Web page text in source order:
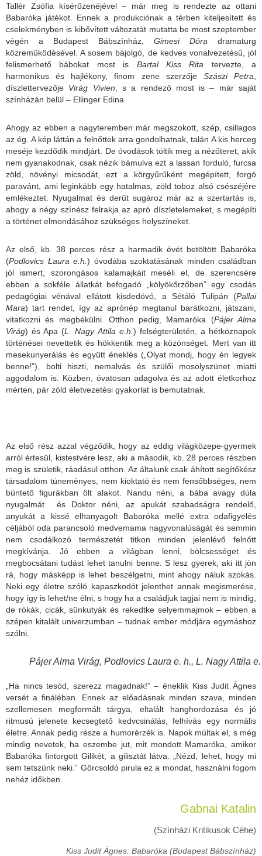
Tallér Zsófia kísérőzenéjével – már meg is rendezte az ottani
Babaróka játékot. Ennek a produkciónak a térben kiteljesített és
cselekményben is kibővített változatát mutatta be most szeptember
végén a Budapest Bábszínház, Gimesi Dóra dramaturg
közreműködésével. A sosem bájolgó, de kedves vonalvezetésű, jól
felismerhető bábokat most is Bartal Kiss Rita tervezte, a
harmonikus és hajlékony, finom zene szerzője Szászi Petra
díszlettervezője Virág Vivien , s a rendező most is – már saját
színházán belül – Ellinger Edina.
Ahogy az ebben a nagyteremben már megszokott, szép, csillagos
az ég. A kép láttán a felnőttek arra gondolhatnak, talán A kis herceg
meséje kezdődik mindjárt. De óvodások töltik meg a nézőteret, akik
nem gyanakodnak, csak nézik bámulva ezt a lassan forduló, furcsa
zöld, növényi micsodát, ezt a körgyűrűként megépített, forgó
paravánt, ami leginkább egy hatalmas, zöld toboz alsó csészéjére
emlékeztet. Nyugalmat és derűt sugároz már az a szertartás is,
ahogy a négy színész felrakja az apró díszletelemeket, s megépíti
a történet elmondásához szükséges helyszíneket.
Az első, kb. 38 perces rész a harmadik évét betöltött Babaróka
(Podlovics Laura e.h. ) óvodába szoktatásának minden családban
jól ismert, szorongásos kalamajkáit meséli el, de szerencsére
ebben a sokféle állatkát befogadó „kölyökőrzőben” egy csodás
pedagógiai vénával ellátott kisdedóvó, a Sétáló Tulipán (Pallai
Mara) tart rendet, így az aprónép megtanul barátkozni, játszani,
vitatkozni és megbékülni. Otthon pedig, Mamaróka (Pájer Alma
Virág) és Apa (L. Nagy Attila e.h. ) felségterületén, a hétköznapok
történései nevettetik és hökkentik meg a közönséget. Mert van itt
mesekunyerálás és együtt éneklés („Olyat mondj, hogy én legyek
benne!”), bolti hiszti, nemalvás és szülői mosolyszünet miatti
aggodalom is. Közben, óvatosan adagolva és az adott életkorhoz
mérten, pár zöld életvezetési gyakorlat is bemutatnak.
Az első rész azzal végződik, hogy az eddig világközepe-gyermek
arról értesül, kistestvére lesz, aki a második, kb. 28 perces részben
meg is születik, ráadásul otthon. Az általunk csak áhított segítőkész
társadalom tüneményes, nem kioktató és nem fensőbbséges, nem
büntető figurákban ölt alakot. Nandu néni, a bába avagy dúla
nyugalmát és Doktor néni, az apukát szabadságra rendelő,
anyukát a kissé elhanyagolt Babaróka mellé extra odafigyelés
céljából oda parancsoló medvemama nagyvonalúságát és semmin
nem csodálkozó természetét titkon minden jelenlévő felnőtt
megkívánja. Jó ebben a világban lenni, bölcsességet és
megbocsátani tudást lehet tanulni benne. S lesz gyerek, aki itt jön
rá, hogy másképp is lehet beszélgetni, mint ahogy náluk szokás.
Neki egy életre szóló kapaszkodót jelenthet annak megismerése,
hogy így is lehet/ne élni, s hogy ha a családjuk tagjai nem is mindig,
de rókák, cicák, sünkutyák és rekedtke selyemmajmok – ebben a
szépen kitalált univerzumban – tudnak ember módjára egymáshoz
szólni.
Pájer Alma Virág, Podlovics Laura e. h., L. Nagy Attila
„Ha nincs tesód, szerezz magadnak!” – éneklik Kiss Judit Ágnes
versét a fináléban. Ennek az előadásnak minden szava, minden
szellemesen megformált tárgya, eltalált hanghordozása és jó
ritmusú jelenete kecsegtető kedvcsinálás, felhívás egy normális
életre. Annak pedig része a humorérzék is. Napok múltak el, s még
mindig nevetek, ha eszembe jut, mit mondott Mamaróka, amikor
Babaróka fintorgott Gilikét, a gilisztát látva. „Nézd, lehet, hogy mi
sem tetszünk neki.” Görcsoldó pirula ez a mondat, használni fogom
nehéz időkben.
Gabnai Katalin
(Színházi Kritikusok Céhe)
Kiss Judit Ágnes: Babaróka (Budapest Bábszínház)